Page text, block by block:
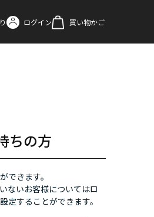
ログイン 買い物かご
ちの方
できます。
ないお客様についてはロ
定することができます。